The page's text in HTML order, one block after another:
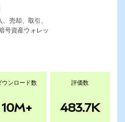
売却、取引、
号資産ウォレッ
ウンロード数
10M+
評価数
483.7K